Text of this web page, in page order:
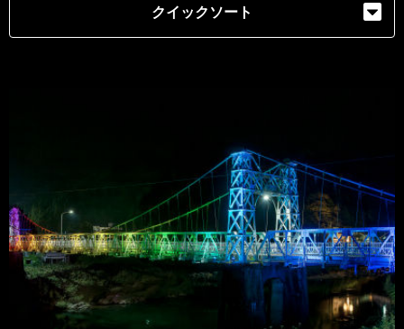
クイックソート